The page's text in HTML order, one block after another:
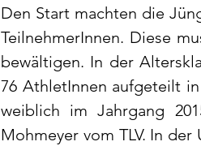
Den Start machten die
TeilnehmerInnen. Diese
bewältigen. In der
76 AthletInnen aufgeteilt
weiblich im Jahrgang
Mohmeyer vom TLV. In